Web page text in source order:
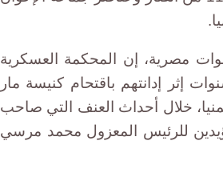
مصرية، إن المحكمة العسكرية
106 بمدد تتراوح ما بين 5 و10 سنوات إثر إدانتهم باقتحام كنيسة مار
خلال أحداث العنف التي صاحب
للرئيس المعزول محمد مرسي